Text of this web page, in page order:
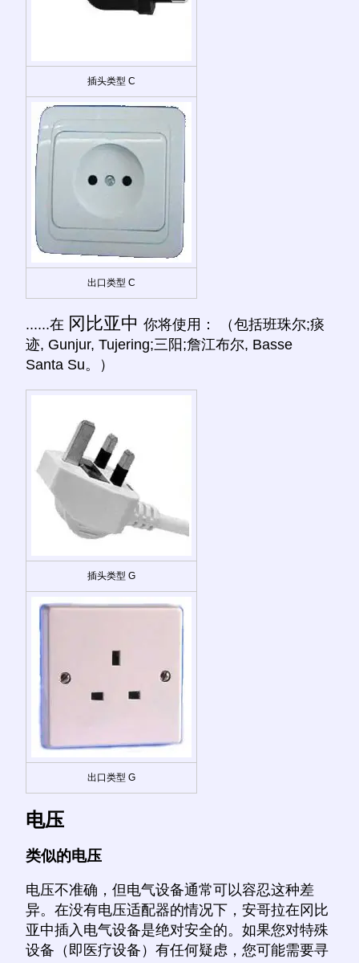
插头类型 C
出口类型 C
......在 冈比亚中 你将使用： （包括班珠尔;痰
迹, Gunjur, Tujering;三阳;詹江布尔, Basse
Santa Su。）
插头类型 G
出口类型 G
电压
类似的电压
电压不准确，但电气设备通常可以容忍这种差
异。在没有电压适配器的情况下，安哥拉在冈比
亚中插入电气设备是绝对安全的。如果您对特殊
设备（即医疗设备）有任何疑虑，您可能需要寻